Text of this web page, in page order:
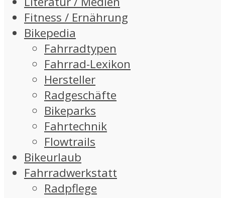
Fitness / Ernährung
Bikepedia
Fahrradtypen
Fahrrad-Lexikon
Hersteller
Radgeschäfte
Bikeparks
Fahrtechnik
Flowtrails
Bikeurlaub
Fahrradwerkstatt
Radpflege